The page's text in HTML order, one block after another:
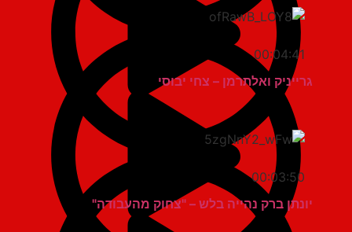
00:04:41
גרייניק ואלתרמן – צחי יבוסי
00:03:50
יונתן ברק נהייה בלש – "צחוק מהעבודה"